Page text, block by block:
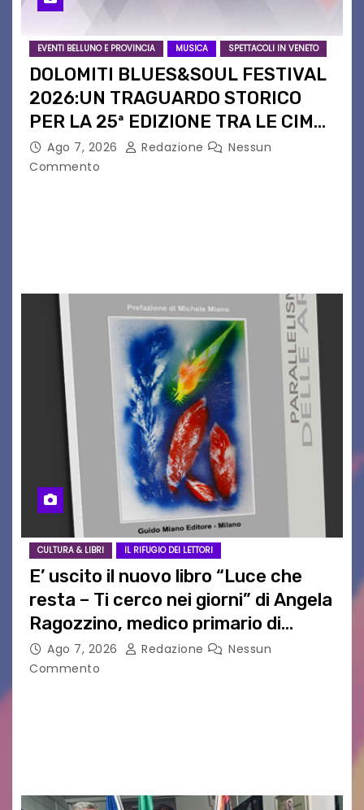
EVENTI BELLUNO E PROVINCIA MUSICA SPETTACOLI IN VENETO
DOLOMITI BLUES&SOUL FESTIVAL
2026:UN TRAGUARDO STORICO
PER LA 25ª EDIZIONE TRA LE CIME
PATRIMONIO UNESCO
Ago 7, 2026 Redazione
Nessun
Commento
CULTURA & LIBRI IL RIFUGIO DEI LETTORI
E’ uscito il nuovo libro “Luce che
resta – Ti cerco nei giorni” di Angela
Ragozzino, medico primario di
Capua
Ago 7, 2026 Redazione
Nessun
Commento